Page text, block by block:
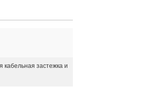
кабельная застежка и